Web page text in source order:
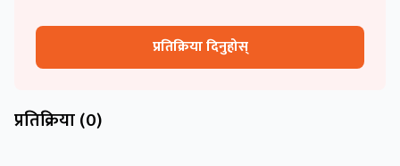
प्रतिक्रिया दिनुहोस्
प्रतिक्रिया (0)